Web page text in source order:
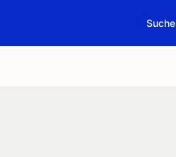
Suche